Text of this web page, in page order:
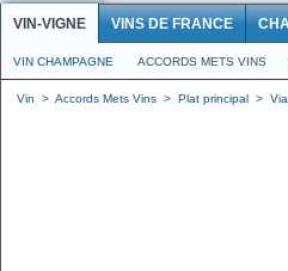
VIN-VIGNE VINS DE FRANCE
VIN CHAMPAGNE ACCORDS METS VINS
Vin > Accords Mets Vins > Plat principal >